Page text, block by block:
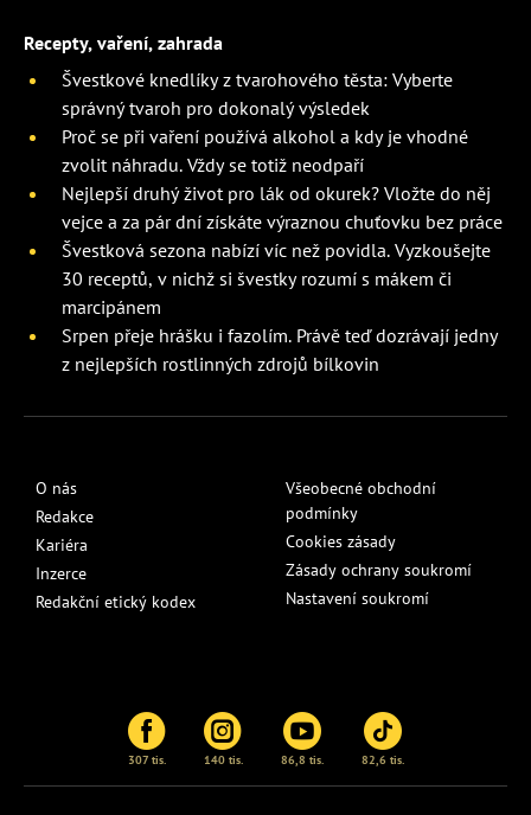
Recepty, vaření, zahrada
Švestkové knedlíky z tvarohového těsta: Vyberte
správný tvaroh pro dokonalý výsledek
Proč se při vaření používá alkohol a kdy je vhodné
zvolit náhradu. Vždy se totiž neodpaří
Nejlepší druhý život pro lák od okurek? Vložte do něj
vejce a za pár dní získáte výraznou chuťovku bez práce
Švestková sezona nabízí víc než povidla. Vyzkoušejte
30 receptů, v nichž si švestky rozumí s mákem či
marcipánem
Srpen přeje hrášku i fazolím. Právě teď dozrávají jedny
z nejlepších rostlinných zdrojů bílkovin
O nás
Redakce
Kariéra
Inzerce
Redakční etický kodex
Všeobecné obchodní
podmínky
Cookies zásady
Zásady ochrany soukromí
Nastavení soukromí
307 tis. 140 tis. 86,8 tis. 82,6 tis.